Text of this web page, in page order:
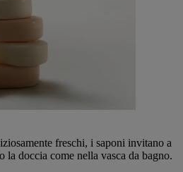
freschi, i saponi invitano a
la doccia come nella vasca da bagno.